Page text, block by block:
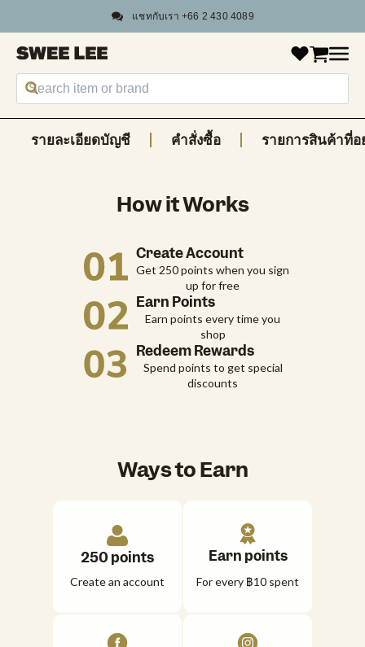
แชทกับเรา +66 2 430 4089
รายละเอียดบัญชี คำสั่งซื้อ รายการสินค้าที่อ
How it Works
Create Account
Get 250 points when you sign
up for free
Earn Points
Earn points every time you
shop
Redeem Rewards
Spend points to get special
discounts
Ways to Earn
250 points
Create an account
Earn points
For every ฿10 spent